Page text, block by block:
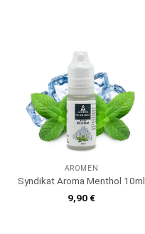
AROMEN
Syndikat Aroma Menthol 10ml
9,90€